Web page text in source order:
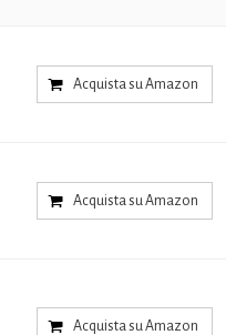
Acquista su Amazon
Acquista su Amazon
Acquista su Amazon